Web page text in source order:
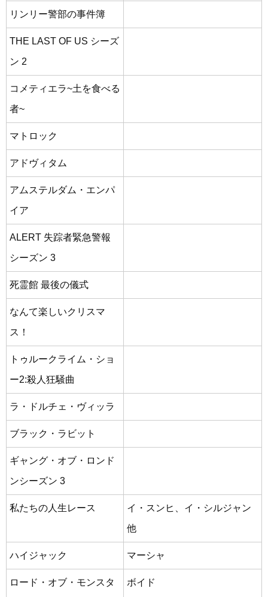
リンリー警部の事件簿
THE LAST OF US シーズ
ン 2
コメティエラ~土を食べる
者~
マトロック
アドヴィタム
アムステルダム・エンパ
イア
ALERT 失踪者緊急警報
シーズン 3
死霊館 最後の儀式
なんて楽しいクリスマ
ス！
トゥルークライム・ショ
ー2:殺人狂騒曲
ラ・ドルチェ・ヴィッラ
ブラック・ラビット
ギャング・オブ・ロンド
ンシーズン 3
私たちの人生レース
イ・スンヒ、イ・シルジャン
他
ハイジャック マーシャ
ロード・オブ・モンスタ
ボイド